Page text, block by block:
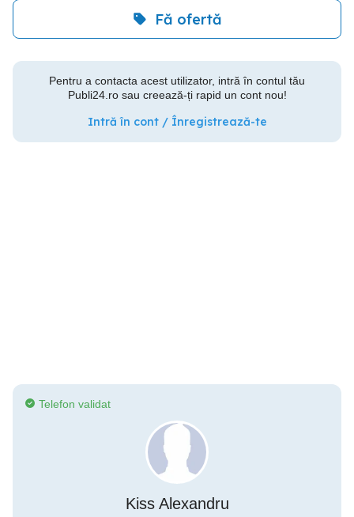
Fă ofertă
Pentru a contacta acest utilizator, intră în contul tău
Publi24.ro sau creează-ți rapid un cont nou!
Intră în cont / Înregistrează-te
Telefon validat
Kiss Alexandru